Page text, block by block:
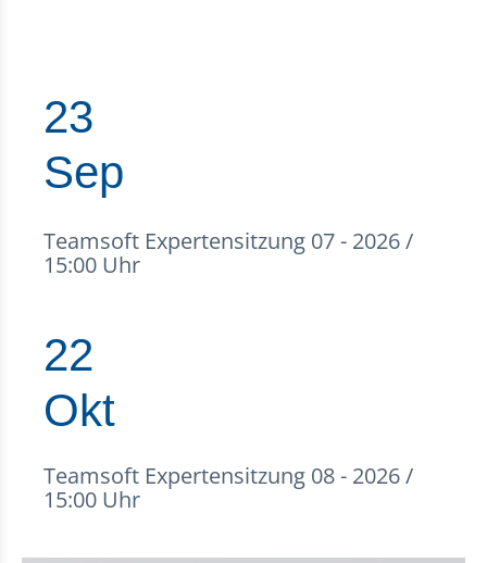
23
Sep
Teamsoft Expertensitzung 07 - 2026 /
15:00 Uhr
22
Okt
Teamsoft Expertensitzung 08 - 2026 /
15:00 Uhr